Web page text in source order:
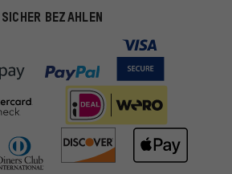
SICHER BEZAHLEN